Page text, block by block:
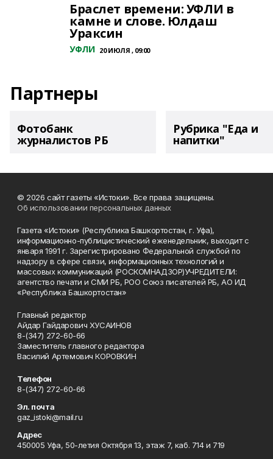
Браслет времени: УФЛИ в
камне и слове. Юлдаш
Ураксин
УФЛИ 20 ИЮЛЯ , 09:00
Партнеры
Фотобанк
журналистов РБ
Рубрика "Еда и
напитки"
© 2026 сайт газеты «Истоки». Все права защищены.
Об использовании персональных данных
Газета «Истоки» (Республика Башкортостан, г. Уфа),
информационно-публицистический еженедельник, выходит с
января 1991 г. Зарегистрировано Федеральной службой по
надзору в сфере связи, информационных технологий и
массовых коммуникаций (РОСКОМНАДЗОР)УЧРЕДИТЕЛИ:
агентство печати и СМИ РБ, РОО Союз писателей РБ, АО ИД
«Республика Башкортостан»
Главный редактор
Айдар Гайдарович ХУСАИНОВ
8-(347) 272-60-66
Заместитель главного редактора
Василий Артемович КОРОВКИН
Телефон
8-(347) 272-60-66
Эл. почта
gaz_istoki@mail.ru
Адрес
450005 Уфа, 50-летия Октября 13, этаж 7, каб. 714 и 719